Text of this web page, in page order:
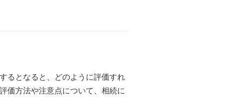
るとなると、どのように評価すれ
価方法や注意点について、相続に